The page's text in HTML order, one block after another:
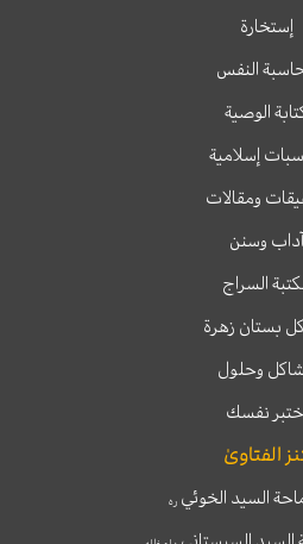
إستخارة
النفس
الوصية
إسلامية
ومقالات
آداب وسنن
السراج
بستان زهرة
وحلول
نفسك
الفتاوىٰ
السيد الخوئيره